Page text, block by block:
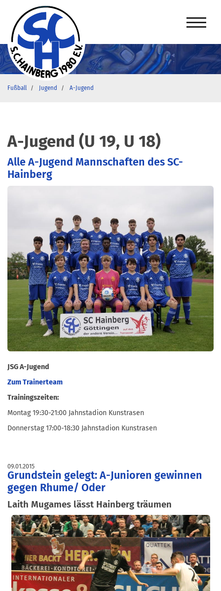
Fußball Jugend A-Jugend
A-Jugend (U 19, U 18)
Alle A-Jugend Mannschaften des SC-
Hainberg
JSG A-Jugend
Zum Trainerteam
Trainingszeiten:
Montag 19:30-21:00 Jahnstadion Kunstrasen
Donnerstag 17:00-18:30 Jahnstadion Kunstrasen
09.01.2015
Grundstein gelegt: A-Junioren gewinnen
gegen Rhume/ Oder
Laith Mugames lässt Hainberg träumen